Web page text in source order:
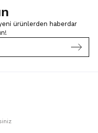
ürünlerden haberdar